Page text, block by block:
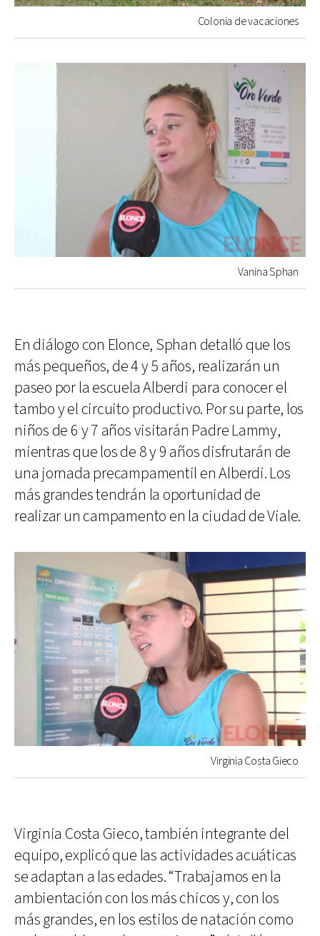
Colonia de vacaciones
Vanina Sphan
En diálogo con Elonce, Sphan detalló que los
más pequeños, de 4 y 5 años, realizarán un
paseo por la escuela Alberdi para conocer el
tambo y el circuito productivo. Por su parte, los
niños de 6 y 7 años visitarán Padre Lammy,
mientras que los de 8 y 9 años disfrutarán de
una jornada precampamentil en Alberdi. Los
más grandes tendrán la oportunidad de
realizar un campamento en la ciudad de Viale.
Virginia Costa Gieco
Virginia Costa Gieco, también integrante del
equipo, explicó que las actividades acuáticas
se adaptan a las edades. “Trabajamos en la
ambientación con los más chicos y, con los
más grandes, en los estilos de natación como